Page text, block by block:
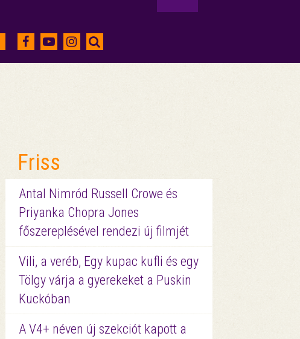
Friss
Antal Nimród Russell Crowe és
Priyanka Chopra Jones
főszereplésével rendezi új filmjét
Vili, a veréb, Egy kupac kufli és egy
Tölgy várja a gyerekeket a Puskin
Kuckóban
A V4+ néven új szekciót kapott a